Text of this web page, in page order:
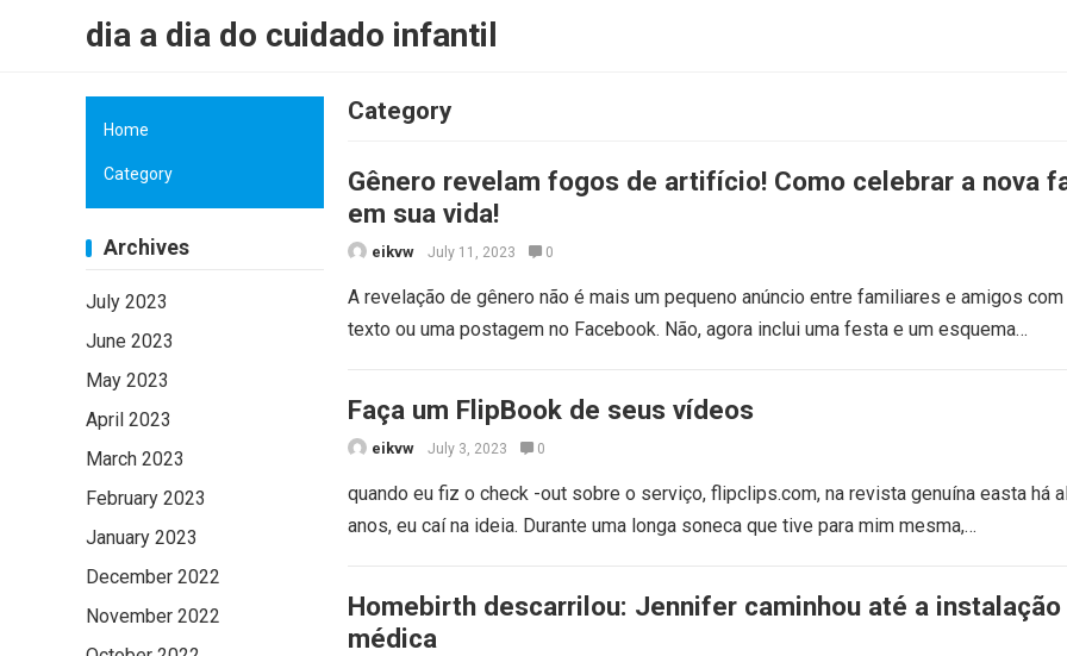
dia a dia do cuidado infantil
Category
Gênero revelam fogos de artifício! Como celebrar a nova
em sua vida!
eikvw July 11, 2023 0
A revelação de gênero não é mais um pequeno anúncio entre familiares e amigos com
texto ou uma postagem no Facebook. Não, agora inclui uma festa e um esquema…
Faça um FlipBook de seus vídeos
eikvw July 3, 2023 0
quando eu fiz o check -out sobre o serviço, flipclips.com, na revista genuína easta há
anos, eu caí na ideia. Durante uma longa soneca que tive para mim mesma,…
Homebirth descarrilou: Jennifer caminhou até a instalação
médica
Home
Category
Archives
July 2023
June 2023
May 2023
April 2023
March 2023
February 2023
January 2023
December 2022
November 2022